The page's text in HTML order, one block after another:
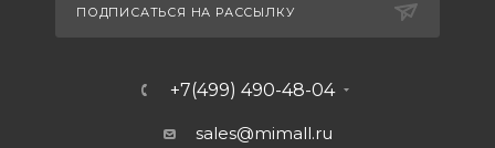
ПОДПИСАТЬСЯ НА РАССЫЛКУ
+7(499) 490-48-04
sales@mimall.ru